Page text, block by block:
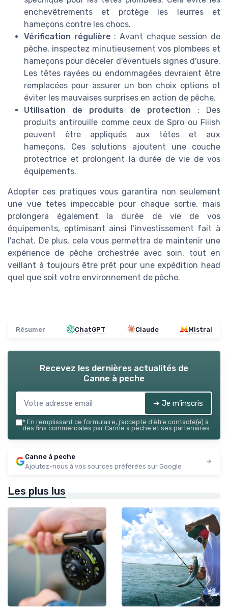
enchevêtrements et protège les leurres et
hameçons contre les chocs.
Vérification régulière : Avant chaque session de
pêche, inspectez minutieusement vos plombees et
hameçons pour déceler d'éventuels signes d'usure.
Les têtes rayées ou endommagées devraient être
remplacées pour assurer un bon choix options et
éviter les mauvaises surprises en action de pêche.
Utilisation de produits de protection : Des
produits antirouille comme ceux de Spro ou Fiiish
peuvent être appliqués aux têtes et aux
hameçons. Ces solutions ajoutent une couche
protectrice et prolongent la durée de vie de vos
équipements.
Adopter ces pratiques vous garantira non seulement
une vue tetes impeccable pour chaque sortie, mais
prolongera également la durée de vie de vos
équipements, optimisant ainsi l’investissement fait à
l'achat. De plus, cela vous permettra de maintenir une
expérience de pêche orchestrée avec soin, tout en
veillant à toujours être prêt pour une expédition head
quel que soit votre environnement de pêche.
Résumer ChatGPT Claude Mistral
Recevez les dernières actualités de
Canne à peche
➔ Je m'inscris
* En remplissant ce formulaire, j’accepte d’être contacté(e) à
des fins commerciales par Canne à peche et ses partenaires.
Canne à peche
Ajoutez-nous à vos sources préférées sur Google
Les plus lus